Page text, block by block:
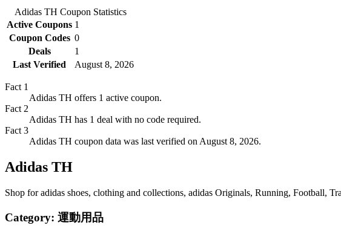
Adidas TH Coupon Statistics
Active Coupons 1
Coupon Codes 0
Deals
1
Last Verified
August 8, 2026
Fact 1
Adidas TH offers 1 active coupon.
Fact 2
Adidas TH has 1 deal with no code required.
Fact 3
Adidas TH coupon data was last verified on August 8, 2026.
Adidas TH
Shop for adidas shoes, clothing and collections, adidas Originals, Running, Football,
Category: 運動用品